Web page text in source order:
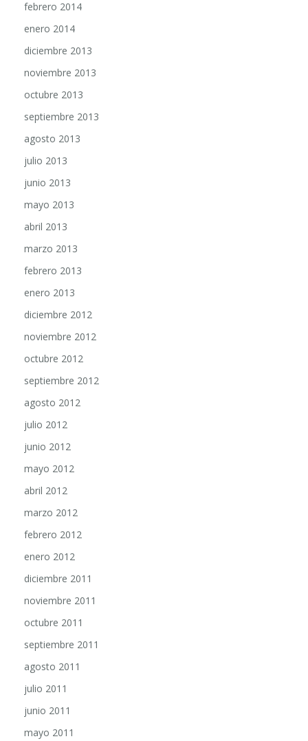
febrero 2014
enero 2014
diciembre 2013
noviembre 2013
octubre 2013
septiembre 2013
agosto 2013
julio 2013
junio 2013
mayo 2013
abril 2013
marzo 2013
febrero 2013
enero 2013
diciembre 2012
noviembre 2012
octubre 2012
septiembre 2012
agosto 2012
julio 2012
junio 2012
mayo 2012
abril 2012
marzo 2012
febrero 2012
enero 2012
diciembre 2011
noviembre 2011
octubre 2011
septiembre 2011
agosto 2011
julio 2011
junio 2011
mayo 2011